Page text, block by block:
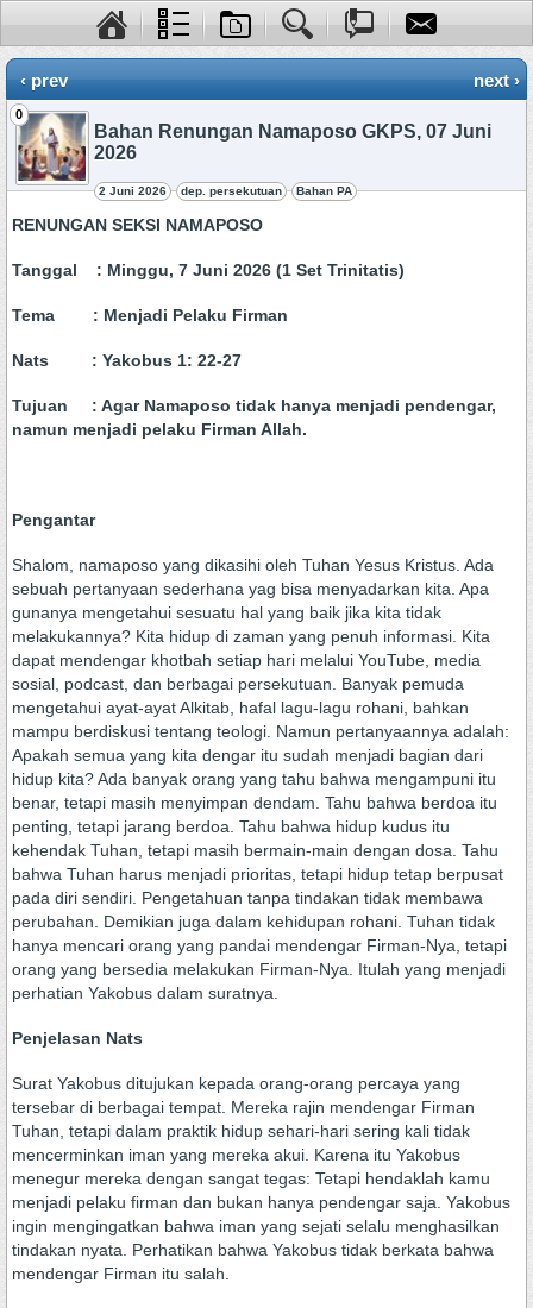
‹ prev next ›
0
Bahan Renungan Namaposo GKPS, 07 Juni
2026
2 Juni 2026 dep. persekutuan Bahan PA
RENUNGAN SEKSI NAMAPOSO
Tanggal : Minggu, 7 Juni 2026 (1 Set Trinitatis)
Tema : Menjadi Pelaku Firman
Nats : Yakobus 1: 22-27
Tujuan : Agar Namaposo tidak hanya menjadi pendengar,
namun menjadi pelaku Firman Allah.
Pengantar
Shalom, namaposo yang dikasihi oleh Tuhan Yesus Kristus. Ada
sebuah pertanyaan sederhana yag bisa menyadarkan kita. Apa
gunanya mengetahui sesuatu hal yang baik jika kita tidak
melakukannya? Kita hidup di zaman yang penuh informasi. Kita
dapat mendengar khotbah setiap hari melalui YouTube, media
sosial, podcast, dan berbagai persekutuan. Banyak pemuda
mengetahui ayat-ayat Alkitab, hafal lagu-lagu rohani, bahkan
mampu berdiskusi tentang teologi. Namun pertanyaannya adalah:
Apakah semua yang kita dengar itu sudah menjadi bagian dari
hidup kita? Ada banyak orang yang tahu bahwa mengampuni itu
benar, tetapi masih menyimpan dendam. Tahu bahwa berdoa itu
penting, tetapi jarang berdoa. Tahu bahwa hidup kudus itu
kehendak Tuhan, tetapi masih bermain-main dengan dosa. Tahu
bahwa Tuhan harus menjadi prioritas, tetapi hidup tetap berpusat
pada diri sendiri. Pengetahuan tanpa tindakan tidak membawa
perubahan. Demikian juga dalam kehidupan rohani. Tuhan tidak
hanya mencari orang yang pandai mendengar Firman-Nya, tetapi
orang yang bersedia melakukan Firman-Nya. Itulah yang menjadi
perhatian Yakobus dalam suratnya.
Penjelasan Nats
Surat Yakobus ditujukan kepada orang-orang percaya yang
tersebar di berbagai tempat. Mereka rajin mendengar Firman
Tuhan, tetapi dalam praktik hidup sehari-hari sering kali tidak
mencerminkan iman yang mereka akui. Karena itu Yakobus
menegur mereka dengan sangat tegas: Tetapi hendaklah kamu
menjadi pelaku firman dan bukan hanya pendengar saja. Yakobus
ingin mengingatkan bahwa iman yang sejati selalu menghasilkan
tindakan nyata. Perhatikan bahwa Yakobus tidak berkata bahwa
mendengar Firman itu salah.